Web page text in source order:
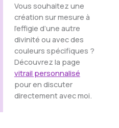
Vous souhaitez une
création sur mesure à
l’effigie d’une autre
divinité ou avec des
couleurs spécifiques ?
Découvrez la page
vitrail personnalisé
pour en discuter
directement avec moi.